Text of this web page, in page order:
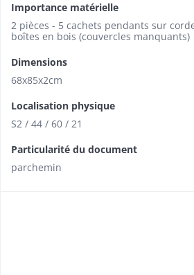
Importance matérielle
2 pièces - 5 cachets pendants sur
boîtes en bois (couvercles manquants)
Dimensions
68x85x2cm
Localisation physique
S2 / 44 / 60 / 21
Particularité du document
parchemin